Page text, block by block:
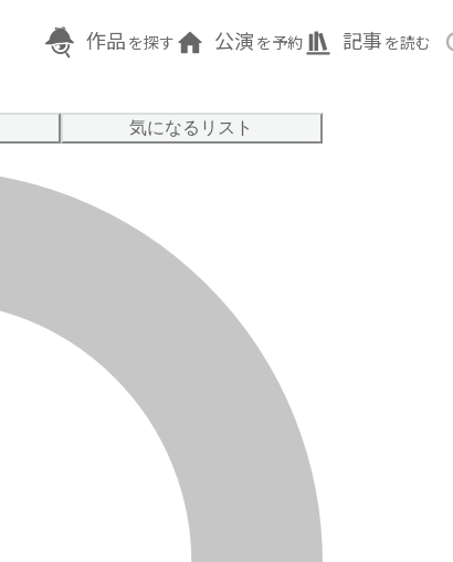
作品 を探す 公演 を予約 記事 を読む
気になるリスト